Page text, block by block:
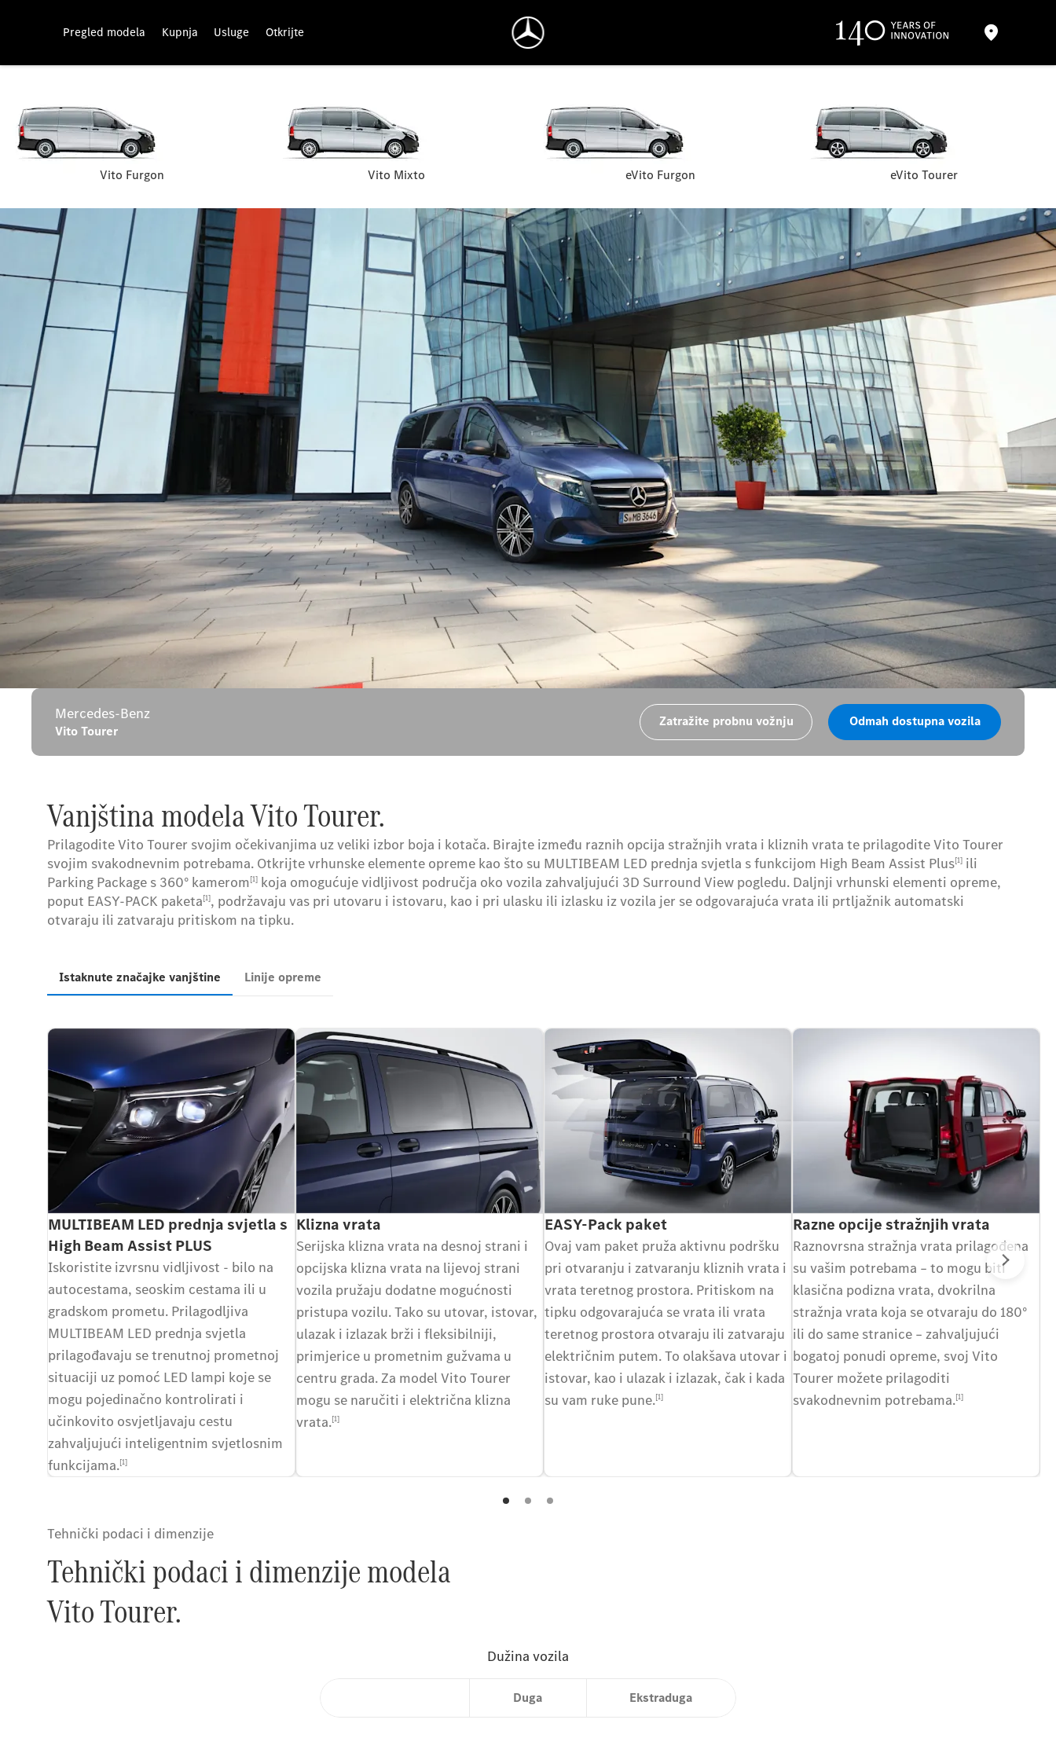
Pregled modela Kupnja Usluge Otkrijte
Vito Furgon Vito Mixto eVito Furgon eVito Tourer
Mercedes-Benz
Vito Tourer
Zatražite probnu vožnju Odmah dostupna vozila
Vanjština modela Vito Tourer.
Prilagodite Vito Tourer svojim očekivanjima uz veliki izbor boja i kotača. Birajte između raznih opcija stražnjih vrata i kliznih vrata te prilagodite Vito Tourer
svojim svakodnevnim potrebama. Otkrijte vrhunske elemente opreme kao što su MULTIBEAM LED prednja svjetla s funkcijom High Beam Assist Plus[1] ili
Parking Package s 360° kamerom[1] koja omogućuje vidljivost područja oko vozila zahvaljujući 3D Surround View pogledu. Daljnji vrhunski elementi opreme,
poput EASY-PACK paketa[1], podržavaju vas pri utovaru i istovaru, kao i pri ulasku ili izlasku iz vozila jer se odgovarajuća vrata ili prtljažnik automatski
otvaraju ili zatvaraju pritiskom na tipku.
Istaknute značajke vanjštine Linije opreme
MULTIBEAM LED prednja svjetla s
High Beam Assist PLUS
Iskoristite izvrsnu vidljivost - bilo na
autocestama, seoskim cestama ili u
gradskom prometu. Prilagodljiva
MULTIBEAM LED prednja svjetla
prilagođavaju se trenutnoj prometnoj
situaciji uz pomoć LED lampi koje se
mogu pojedinačno kontrolirati i
učinkovito osvjetljavaju cestu
zahvaljujući inteligentnim svjetlosnim
funkcijama.[1]
Klizna vrata
Serijska klizna vrata na desnoj strani i
opcijska klizna vrata na lijevoj strani
vozila pružaju dodatne mogućnosti
pristupa vozilu. Tako su utovar, istovar,
ulazak i izlazak brži i fleksibilniji,
primjerice u prometnim gužvama u
centru grada. Za model Vito Tourer
mogu se naručiti i električna klizna
vrata.[1]
EASY-Pack paket
Ovaj vam paket pruža aktivnu podršku
pri otvaranju i zatvaranju kliznih vrata i
vrata teretnog prostora. Pritiskom na
tipku odgovarajuća se vrata ili vrata
teretnog prostora otvaraju ili zatvaraju
električnim putem. To olakšava utovar i
istovar, kao i ulazak i izlazak, čak i kada
su vam ruke pune.[1]
Razne opcije stražnjih vrata
Raznovrsna stražnja vrata prilagođena
su vašim potrebama – to mogu biti
klasična podizna vrata, dvokrilna
stražnja vrata koja se otvaraju do 180°
ili do same stranice – zahvaljujući
bogatoj ponudi opreme, svoj Vito
Tourer možete prilagoditi
svakodnevnim potrebama.[1]
Tehnički podaci i dimenzije
Tehnički podaci i dimenzije modela
Vito Tourer.
Duga Ekstraduga